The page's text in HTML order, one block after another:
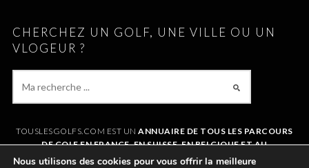
CHERCHEZ UN GOLF, UNE VILLE OU UN
VLOGEUR ?
TOUSLESGOLFS.COM EST UNANNUAIRE DE TOUS LES PARCOURS
DE GOLF EN FRANCE, EN SUISSE, EN BELGIQUE ET AU
LUXEMBOURG
. IL VOUS PERMET DE TROUVER UN GOLF AUTOUR DE
Nous utilisons des cookies pour vous offrir la meilleure